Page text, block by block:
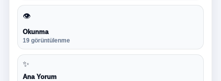
👁
Okunma
19 görüntülenme
✨
Ana Yorum